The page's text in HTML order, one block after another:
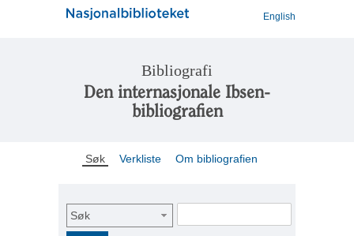
English
Bibliografi
Den internasjonale Ibsen-
bibliografien
Søk Verkliste Om bibliografien
Søk